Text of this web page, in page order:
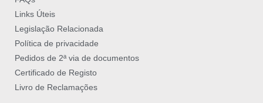
Links Úteis
Legislação Relacionada
Política de privacidade
Pedidos de 2ª via de documentos
Certificado de Registo​
Livro de Reclamações